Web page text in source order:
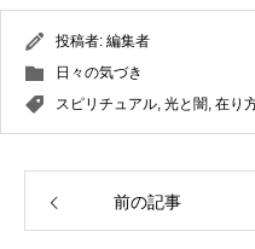
投稿者: 編集者
日々の気づき
スピリチュアル, 光と闇, 在り
前の記事